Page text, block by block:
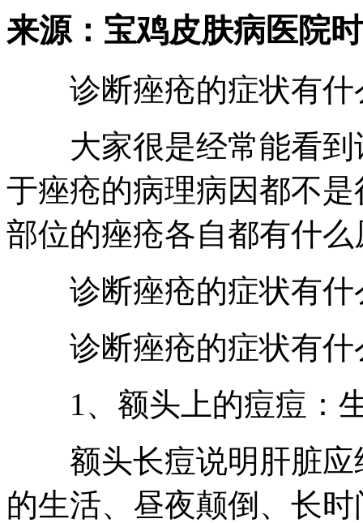
来源：宝鸡皮肤病医院
诊断痤疮的症状有什
大家很是经常能看到
于痤疮的病理病因都不
部位的痤疮各自都有什么
诊断痤疮的症状有什
诊断痤疮的症状有什
1、额头上的痘痘：生
额头长痘说明肝脏应
的生活、昼夜颠倒、长